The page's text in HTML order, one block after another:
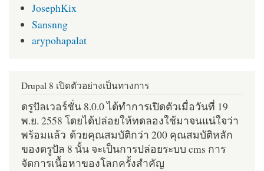
JosephKix
Sansnng
arypohapalat
Drupal 8 เปิดตัวอย่างเป็นทางการ
ดรูปัลเวอร์ชั่น 8.0.0 ได้ทำการเปิดตัวเมื่อวันที่ 19
พ.ย. 2558 โดยได้ปล่อยให้ทดลองใช้มาจนแน่ใจว่า
พร้อมแล้ว ด้วยคุณสมบัติกว่า 200 คุณสมบัติหลัก
ของดรูปัล 8 นั้น จะเป็นการปล่อยระบบ cms การ
จัดการเนื้อหาของโลกครั้งสำคัญ